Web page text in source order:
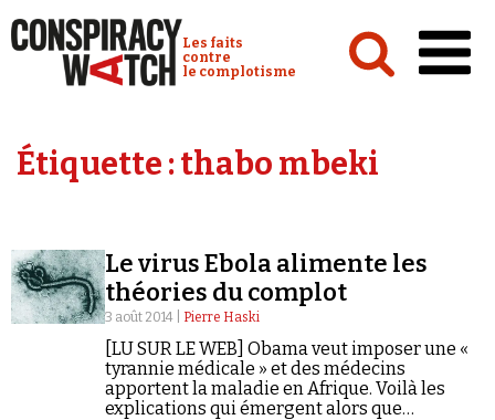
Conspiracy Watch :
Les faits
contre
le complotisme
Analyses
Vidéos
Émissions
Revues de presse
Étiquette :thabo mbeki
Le virus Ebola alimente les
théories du complot
3 août 2014 | Pierre Haski
[LU SUR LE WEB] Obama veut imposer une «
tyrannie médicale » et des médecins
apportent la maladie en Afrique. Voilà les
explications qui émergent alors que